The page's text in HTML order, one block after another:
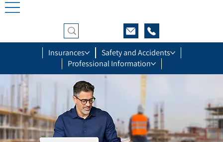
Insurances
Safety and Accidents
Professional Information